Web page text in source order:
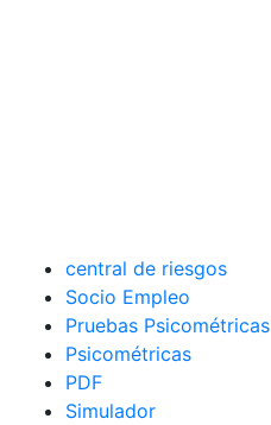
central de riesgos
Socio Empleo
Pruebas Psicométricas
Psicométricas
PDF
Simulador